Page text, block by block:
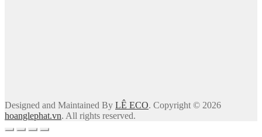
Designed and Maintained By LÊ ECO. Copyright © 2026
hoanglephat.vn. All rights reserved.